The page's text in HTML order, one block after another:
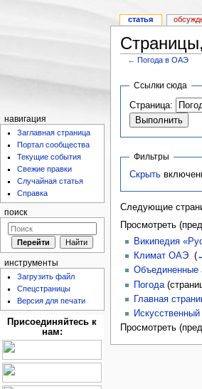
←Погода в ОАЭ
Ссылки сюда
Страница:
Фильтры
Скрыть
Следующие
Просмотреть
Википедия
Климат ОАЭ‎ (
Объединенные
Погода
Главная
Просмотреть
статья
навигация
Заглавная страница
Портал сообщества
Текущие события
Свежие правки
Случайная статья
Справка
поиск
инструменты
Загрузить файл
Спецстраницы
Версия для печати
Присоединяйтесь к
нам: